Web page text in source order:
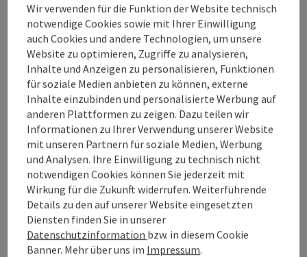
Höhenmeter aufsteigend: 136 m
Schwierigkeit:
Schwer
Kondition:
Schwer
Panorama:
Einzelne Ausblicke
Wir verwenden für die Funktion der Website technisch
notwendige Cookies sowie mit Ihrer Einwilligung
auch Cookies und andere Technologien, um unsere
Website zu optimieren, Zugriffe zu analysieren,
Inhalte und Anzeigen zu personalisieren, Funktionen
für soziale Medien anbieten zu können, externe
Inhalte einzubinden und personalisierte Werbung auf
anderen Plattformen zu zeigen. Dazu teilen wir
Informationen zu Ihrer Verwendung unserer Website
mit unseren Partnern für soziale Medien, Werbung
und Analysen. Ihre Einwilligung zu technisch nicht
notwendigen Cookies können Sie jederzeit mit
Wirkung für die Zukunft widerrufen. Weiterführende
Details zu den auf unserer Website eingesetzten
Diensten finden Sie in unserer
Datenschutzinformation bzw. in diesem Cookie
Banner. Mehr über uns im Impressum.